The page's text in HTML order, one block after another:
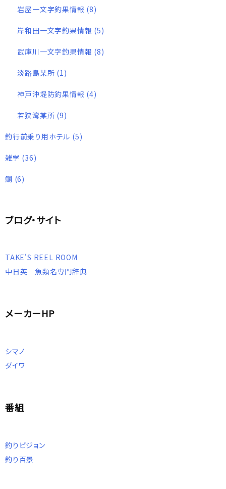
岩屋一文字釣果情報 (8)
岸和田一文字釣果情報 (5)
武庫川一文字釣果情報 (8)
淡路島某所 (1)
神戸沖堤防釣果情報 (4)
若狭湾某所 (9)
釣行前乗り用ホテル (5)
雑学 (36)
鯛 (6)
ブログ・サイト
TAKE'S REEL ROOM
中日英 魚類名専門辞典
メーカーHP
シマノ
ダイワ
番組
釣りビジョン
釣り百景